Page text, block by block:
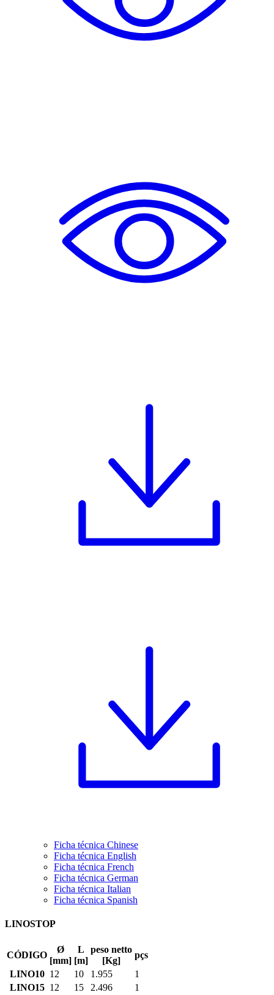
Ficha técnica Chinese
Ficha técnica English
Ficha técnica French
Ficha técnica German
Ficha técnica Italian
Ficha técnica Spanish
LINOSTOP
CÓDIGO
Ø
[mm]
L
[m]
peso netto
[Kg]
pçs
LINO10 12 10 1.955
1
LINO15 12 15 2.496
1